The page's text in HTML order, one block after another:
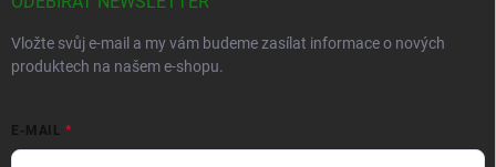
Vložte svůj e-mail a my vám budeme zasílat informace o nových
produktech na našem e-shopu.
E-MAIL